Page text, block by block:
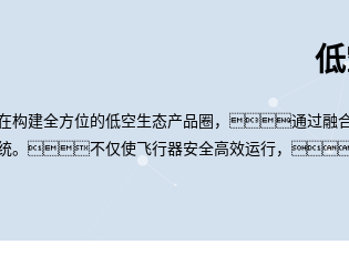
在构建全方位的低空生态产品圈，通
统。不仅使飞行器安全高效运行，